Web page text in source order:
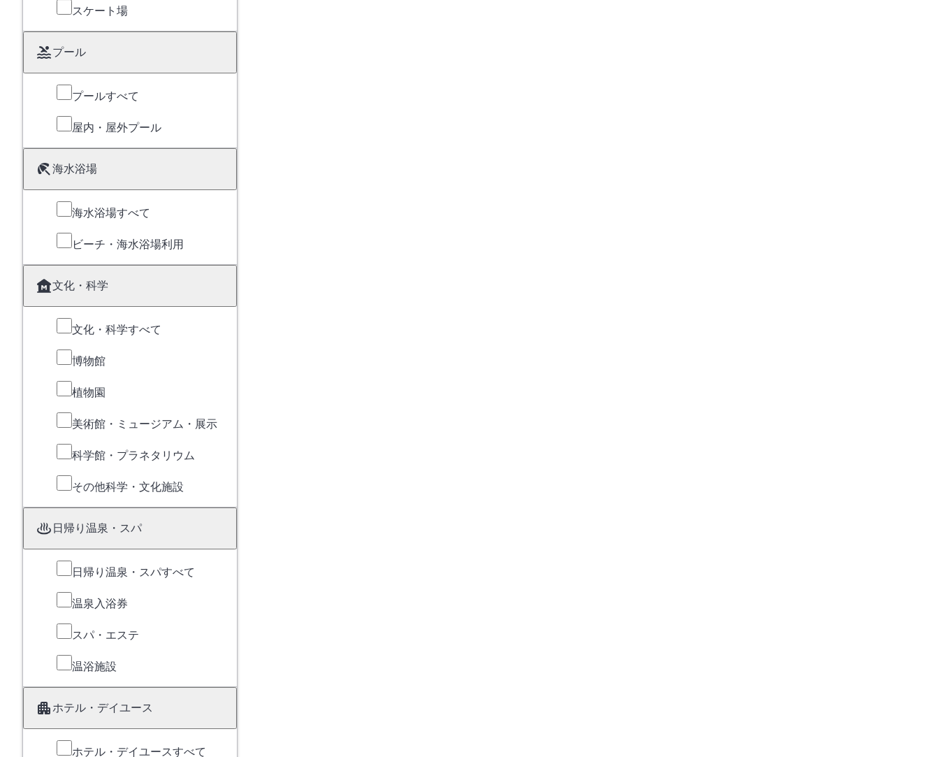
スケート場
プール
プールすべて
屋内・屋外プール
海水浴場
海水浴場すべて
ビーチ・海水浴場利用
文化・科学
文化・科学すべて
博物館
植物園
美術館・ミュージアム・展示
科学館・プラネタリウム
その他科学・文化施設
日帰り温泉・スパ
日帰り温泉・スパすべて
温泉入浴券
スパ・エステ
温浴施設
ホテル・デイユース
ホテル・デイユースすべて